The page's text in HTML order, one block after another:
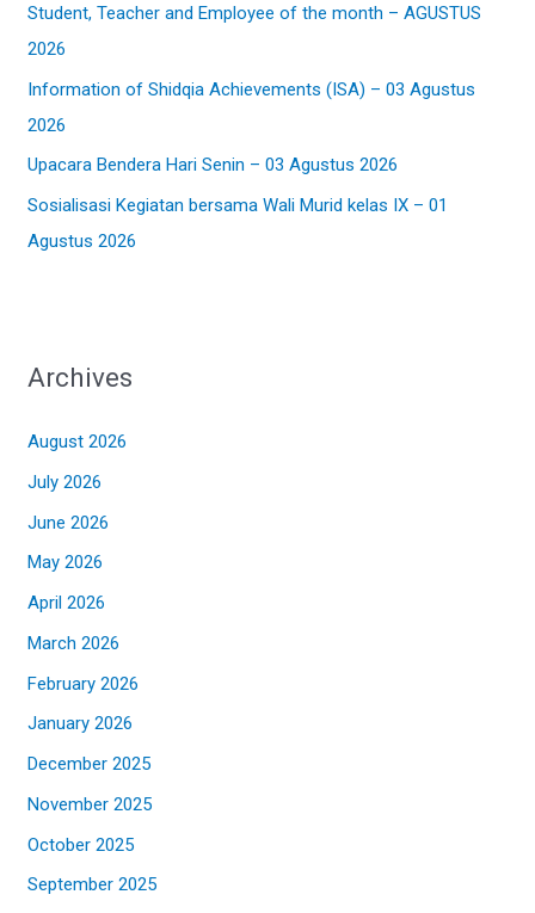
o
r
:
Student, Teacher and Employee of the month – AGUSTUS
2026
Information of Shidqia Achievements (ISA) – 03 Agustus
2026
Upacara Bendera Hari Senin – 03 Agustus 2026
Sosialisasi Kegiatan bersama Wali Murid kelas IX – 01
Agustus 2026
Archives
August 2026
July 2026
June 2026
May 2026
April 2026
March 2026
February 2026
January 2026
December 2025
November 2025
October 2025
September 2025